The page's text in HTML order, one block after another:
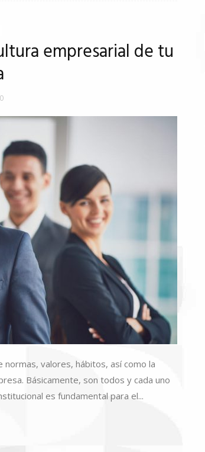
empresarial de tu
valores, hábitos, así como la
Básicamente, son todos y cada uno
es fundamental para el...